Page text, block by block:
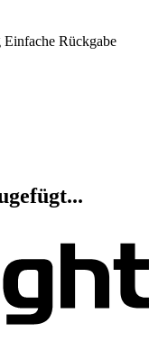
Einfache Rückgabe